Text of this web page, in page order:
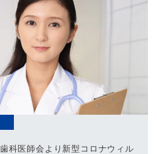
科医師会より新型コロナウィル